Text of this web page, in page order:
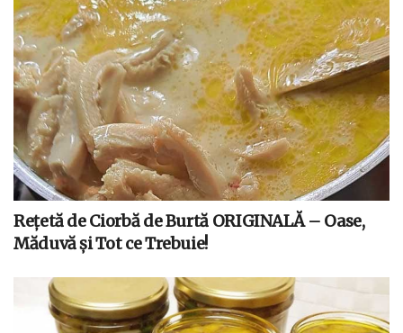
Rețetă de Ciorbă de Burtă ORIGINALĂ – Oase,
Măduvă și Tot ce Trebuie!